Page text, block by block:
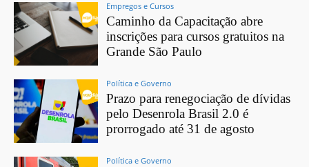
Empregos e Cursos
Caminho da Capacitação abre
inscrições para cursos gratuitos na
Grande São Paulo
Política e Governo
Prazo para renegociação de dívidas
pelo Desenrola Brasil 2.0 é
prorrogado até 31 de agosto
Política e Governo